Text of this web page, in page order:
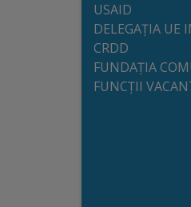
calitate
Consiliul
Municipal
USAID
DELEGAȚIA UE
CRDD
FUNDAȚIA
FUNCȚII